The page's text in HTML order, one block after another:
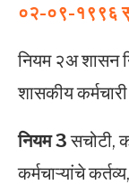
०२-०९-१९९६
नियम २अ शासन
शासकीय
नियम 3सचोटी,
कर्मचाऱ्यांचे कर्तव्य,